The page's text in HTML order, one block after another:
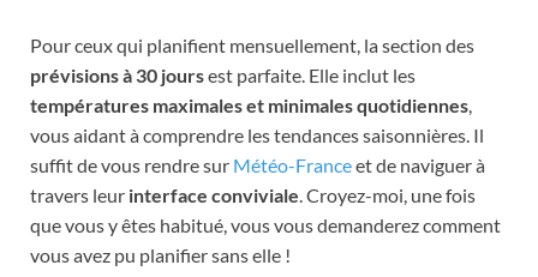
Pour ceux qui planifient mensuellement, la section des
prévisions à 30 joursest parfaite. Elle inclut les
températures maximales et minimales quotidiennes,
vous aidant à comprendre les tendances saisonnières. Il
suffit de vous rendre sur Météo-Franceet de naviguer à
travers leur interface conviviale. Croyez-moi, une fois
que vous y êtes habitué, vous vous demanderez comment
vous avez pu planifier sans elle !